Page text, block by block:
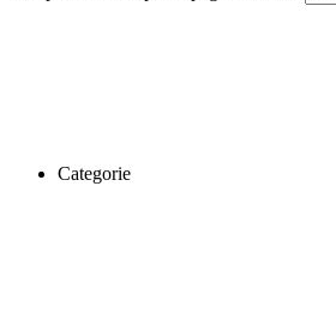
Categorie